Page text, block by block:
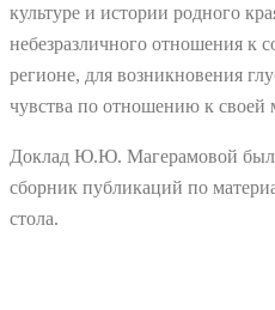
культуре и истории родного
небезразличного отношения к
регионе, для возникновения
чувства по отношению к своей
Доклад Ю.Ю. Магерамовой был
сборник публикаций по
стола.